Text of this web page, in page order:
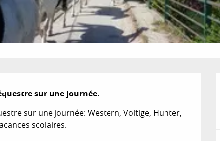
sur une journée.
sur une journée: Western, Voltige, Hunter,
scolaires.